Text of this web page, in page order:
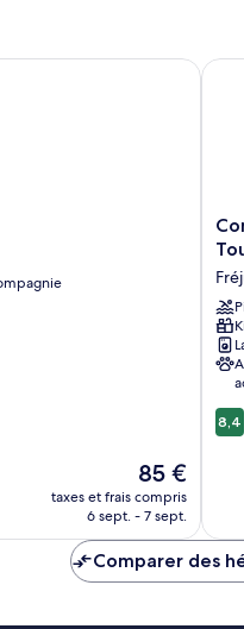
Appartement
Le
nouveau
prix
de
85 €
85 €
taxes et frais compris
6 sept. - 7 sept.
La
De
8.4
sur
8,4
Comparer des